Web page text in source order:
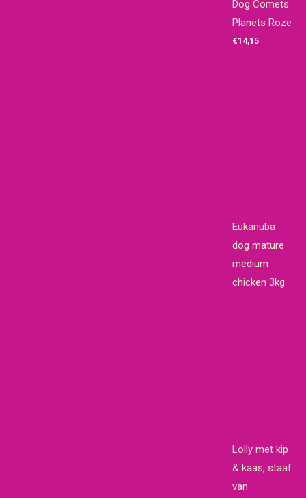
Dog Comets
Planets Roze
€14,15
Eukanuba
dog mature
medium
chicken 3kg
Lolly met kip
& kaas, staaf
van